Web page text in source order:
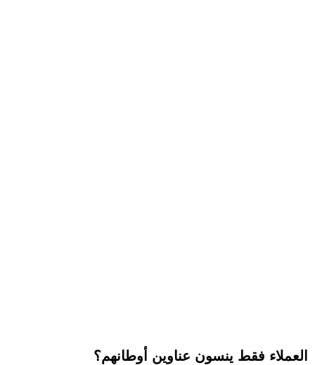
العملاء فقط ينسون عناوين أوطانهم؟